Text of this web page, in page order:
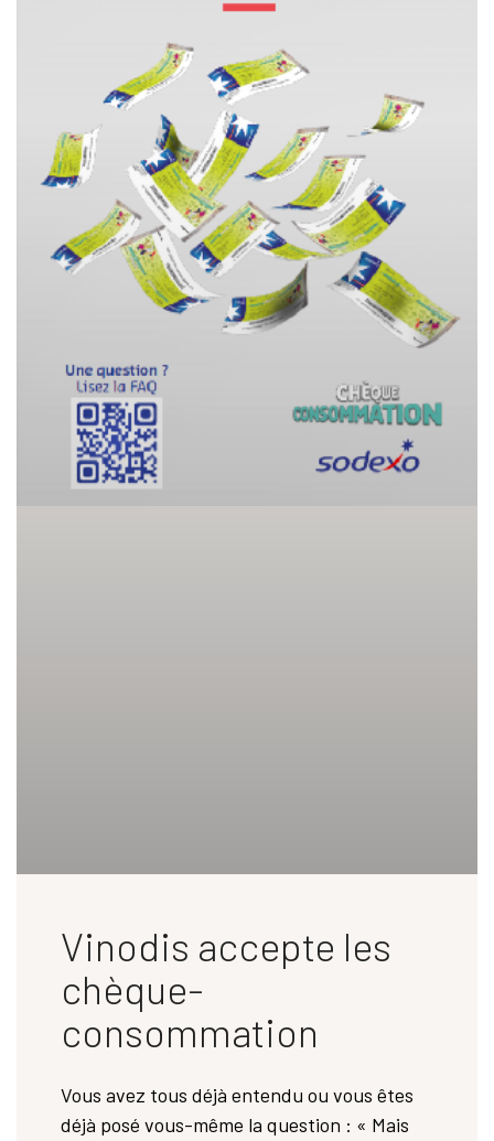
Vinodis accepte les
chèque-
consommation
Vous avez tous déjà entendu ou vous êtes
déjà posé vous-même la question : « Mais